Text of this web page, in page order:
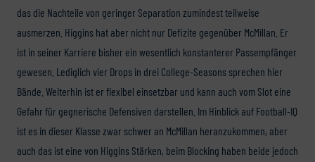
das die Nachteile von geringer Separation zumindest teilweise
ausmerzen. Higgins hat aber nicht nur Defizite gegenüber McMillan. Er
ist in seiner Karriere bisher ein wesentlich konstanterer Passempfänger
gewesen. Lediglich vier Drops in drei College-Seasons sprechen hier
Bände. Weiterhin ist er flexibel einsetzbar und kann auch vom Slot eine
Gefahr für gegnerische Defensiven darstellen. Im Hinblick auf Football-IQ
ist es in dieser Klasse zwar schwer an McMillan heranzukommen, aber
auch das ist eine von Higgins Stärken, beim Blocking haben beide jedoch